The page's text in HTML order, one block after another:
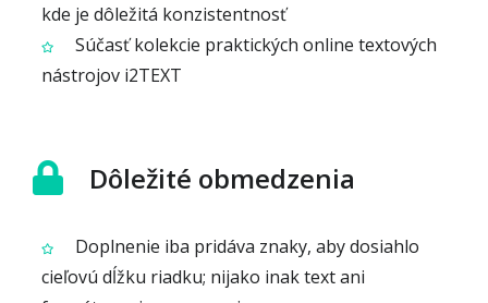
kde je dôležitá konzistentnosť
Súčasť kolekcie praktických online textových
nástrojov i2TEXT
Dôležité obmedzenia
Doplnenie iba pridáva znaky, aby dosiahlo
cieľovú dĺžku riadku; nijako inak text ani